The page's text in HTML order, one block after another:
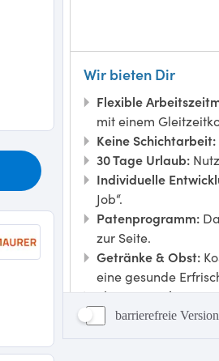
barrierefreie Version